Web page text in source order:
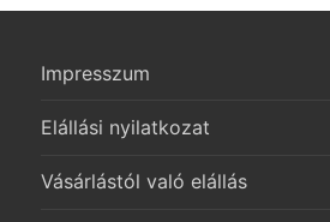
Impresszum
Elállási nyilatkozat
Vásárlástól való elállás